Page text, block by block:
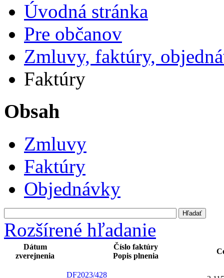
Úvodná stránka
Pre občanov
Zmluvy, faktúry,
Faktúry
Obsah
Zmluvy
Faktúry
Objednávky
Rozšírené hľadanie
Dátum
zverejnenia
Číslo faktúry
Popis plnenia
DF2023/428